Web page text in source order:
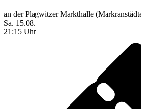
an der Plagwitzer Markthalle
Sa. 15.08.
21:15 Uhr